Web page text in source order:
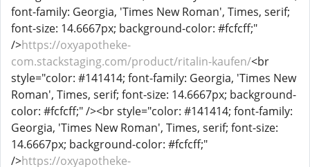
font-family: Georgia, 'Times New Roman', Times, serif;
font-size: 14.6667px; background-color: #fcfcff;"
/>https://oxyapotheke-
com.stackstaging.com/product/ritalin-kaufen/<br
style="color: #141414; font-family: Georgia, 'Times New
Roman', Times, serif; font-size: 14.6667px; background-
color: #fcfcff;" /><br style="color: #141414; font-family:
Georgia, 'Times New Roman', Times, serif; font-size:
14.6667px; background-color: #fcfcff;"
/>https://oxyapotheke-